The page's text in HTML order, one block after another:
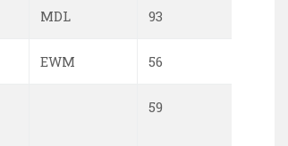
MDL 93
EWM 56
59